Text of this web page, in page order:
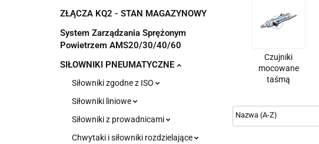
ZŁĄCZA KQ2 - STAN MAGAZYNOWY
System Zarządzania Sprężonym
Powietrzem AMS20/30/40/60
SIŁOWNIKI PNEUMATYCZNE
Siłowniki zgodne z ISO
Siłowniki liniowe
Siłowniki z prowadnicami
Chwytaki i siłowniki rozdzielające
Czujniki
mocowane
taśmą